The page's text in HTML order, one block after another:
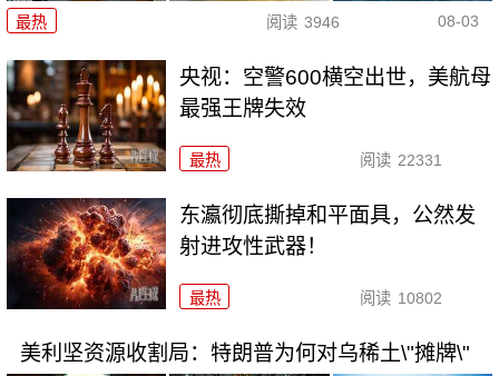
最热 阅读 3946 08-03
央视：空警600横空出世，美航母
最强王牌失效
最热 阅读 22331
东瀛彻底撕掉和平面具，公然发
射进攻性武器！
最热 阅读 10802
美利坚资源收割局：特朗普为何对乌稀土\"摊牌\"